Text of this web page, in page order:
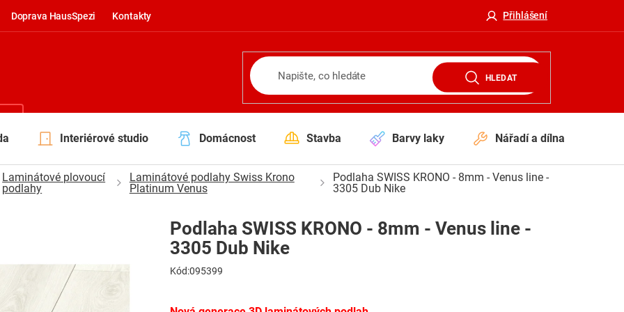
Doprava HausSpezi Kontakty Přihlášení
HLEDAT
Interiérové studio Domácnost Stavba Barvy laky Nářadí a dílna
Laminátové plovoucí
podlahy
Laminátové podlahy Swiss Krono
Platinum Venus
Podlaha SWISS KRONO - 8mm - Venus line -
3305 Dub Nike
Podlaha SWISS KRONO - 8mm - Venus line -
3305 Dub Nike
Kód:095399